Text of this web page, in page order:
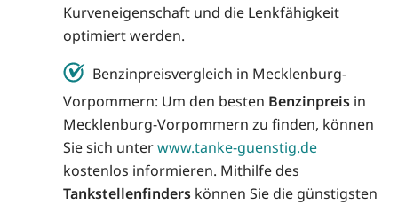
Kurveneigenschaft und die Lenkfähigkeit
optimiert werden.
Benzinpreisvergleich in Mecklenburg-
Vorpommern: Um den besten Benzinpreis in
Mecklenburg-Vorpommern zu finden, können
Sie sich unterwww.tanke-guenstig.de
kostenlos informieren. Mithilfe des
Tankstellenfinders können Sie die günstigsten